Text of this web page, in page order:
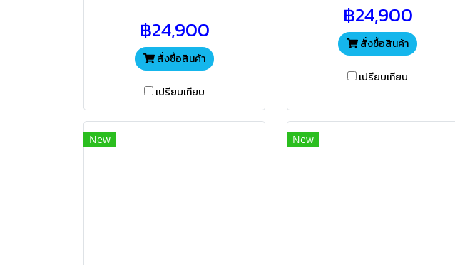
฿24,900
สั่งซื้อสินค้า
เปรียบเทียบ
฿24,900
สั่งซื้อสินค้า
เปรียบเทียบ
New New